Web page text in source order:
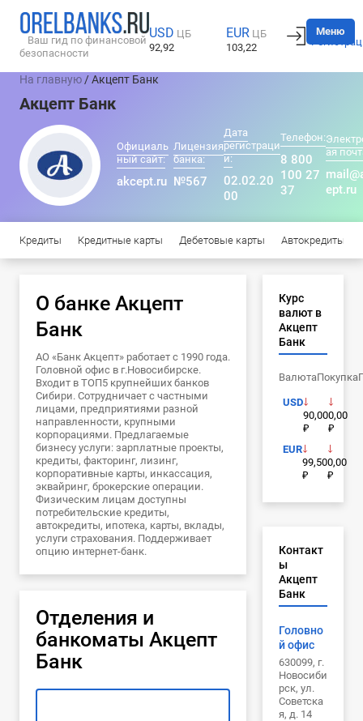
Ваш гид по финансовой
безопасности
USD ЦБ
92,92
EUR ЦБ
103,22
Вход
Меню
На главную / Акцепт Банк
Акцепт Банк
Официаль
ный сайт:
akcept.ru
Лицензия
банка:
№567
Дата
регистраци
и:
02.02.20
00
Телефон:
8 800
100 27
37
ая
ept.ru
Кредиты Кредитные карты Дебетовые карты Автокредиты
О банке Акцепт
Банк
АО «Банк Акцепт» работает с 1990 года.
Головной офис в г.Новосибирске.
Входит в ТОП5 крупнейших банков
Сибири. Сотрудничает с частными
лицами, предприятиями разной
направленности, крупными
корпорациями. Предлагаемые
бизнесу услуги: зарплатные проекты,
кредиты, факторинг, лизинг,
корпоративные карты, инкассация,
эквайринг, брокерские операции.
Физическим лицам доступны
потребительские кредиты,
автокредиты, ипотека, карты, вклады,
услуги страхования. Поддерживает
опцию интернет-банк.
Отделения и
банкоматы Акцепт
Банк
Курс
валют в
Акцепт
Банк
ВалютаПокупка
USD
90,00
₽
0,00
₽
EUR
99,50
₽
0,00
₽
Контакт
ы
Акцепт
Банк
Головно
й офис
630099, г.
Новосиби
рск, ул.
Советска
я, д. 14